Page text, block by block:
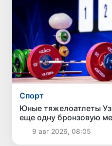
Спорт
Юные тяжелоатлеты
еще одну бронзовую
Азии9 авг 2026, 08:05